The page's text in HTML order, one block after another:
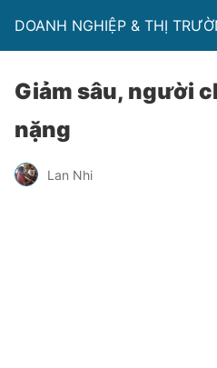
DOANH NGHIỆP & THỊ
Giảm sâu, người
nặng
Lan Nhi